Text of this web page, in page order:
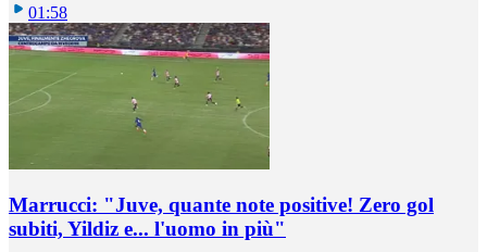
01:58
Marrucci: "Juve, quante note positive! Zero gol
subiti, Yildiz e... l'uomo in più"